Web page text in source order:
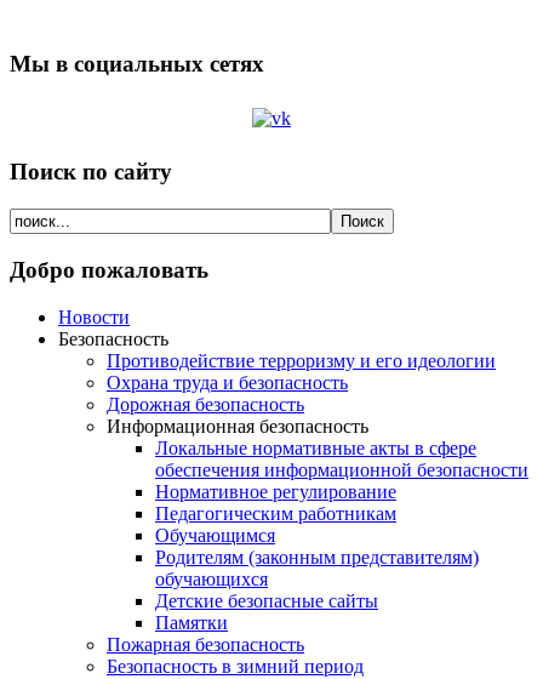
Мы в социальных сетях
Поиск по сайту
Добро пожаловать
Новости
Безопасность
Противодействие терроризму и его идеологии
Охрана труда и безопасность
Дорожная безопасность
Информационная безопасность
Локальные нормативные акты в сфере
обеспечения информационной безопасности
Нормативное регулирование
Педагогическим работникам
Обучающимся
Родителям (законным представителям)
обучающихся
Детские безопасные сайты
Памятки
Пожарная безопасность
Безопасность в зимний период